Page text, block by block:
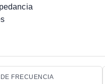
FRECUENCIA